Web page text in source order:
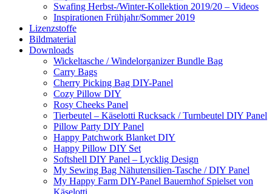
Swafing Herbst-/Winter-Kollektion 2019/20 – Videos
Inspirationen Frühjahr/Sommer 2019
Lizenzstoffe
Bildmaterial
Downloads
Wickeltasche / Windelorganizer Bundle Bag
Carry Bags
Cherry Picking Bag DIY-Panel
Cozy Pillow DIY
Rosy Cheeks Panel
Tierbeutel – Käselotti Rucksack / Turnbeutel DIY Panel
Pillow Party DIY Panel
Happy Patchwork Blanket DIY
Happy Pillow DIY Set
Softshell DIY Panel – Lycklig Design
My Sewing Bag Nähutensilien-Tasche / DIY Panel
My Happy Farm DIY-Panel Bauernhof Spielset von
Käselotti